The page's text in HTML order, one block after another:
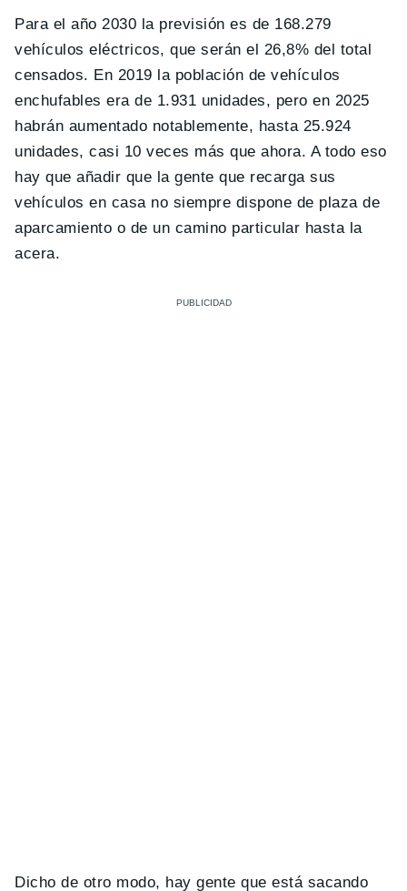
Para el año 2030 la previsión es de 168.279
vehículos eléctricos, que serán el 26,8% del total
censados. En 2019 la población de vehículos
enchufables era de 1.931 unidades, pero en 2025
habrán aumentado notablemente, hasta 25.924
unidades, casi 10 veces más que ahora. A todo eso
hay que añadir que la gente que recarga sus
vehículos en casa no siempre dispone de plaza de
aparcamiento o de un camino particular hasta la
acera.
Dicho de otro modo, hay gente que está sacando